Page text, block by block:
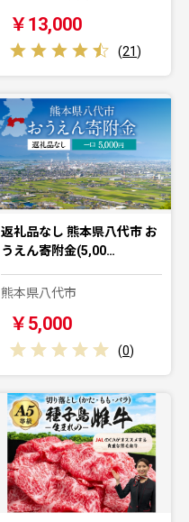
￥13,000
(21)
返礼品なし 熊本県八代市 お
うえん寄附金(5,00…
熊本県八代市
￥5,000
(0)